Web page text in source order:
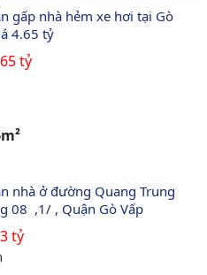
gấp nhà hẻm xe hơi tại Gò
4.65 tỷ
tỷ
nhà ở đường Quang Trung
08  ,1/ , Quận Gò Vấp
tỷ